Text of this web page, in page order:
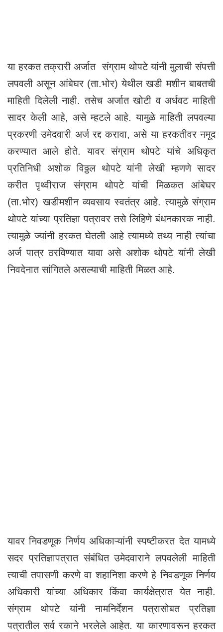
या हरकत तक्रारी अर्जात संग्राम थोपटे यांनी मुलाची संपत्ती
लपवली असून आंबेघर (ता.भोर) येथील खडी मशीन बाबतची
माहिती दिलेली नाही. तसेच अर्जात खोटी व अर्धवट माहिती
सादर केली आहे, असे म्हटले आहे. यामुळे माहिती लपवल्या
प्रकरणी उमेदवारी अर्ज रद्द करावा, असे या हरकतीवर नमूद
करण्यात आले होते. यावर संग्राम थोपटे यांचे अधिकृत
प्रतिनिधी अशोक विठ्ठल थोपटे यांनी लेखी म्हणणे सादर
करीत पृथ्वीराज संग्राम थोपटे यांची मिळकत आंबेघर
(ता.भोर) खडीमशीन व्यवसाय स्वतंत्र आहे. त्यामुळे संग्राम
थोपटे यांच्या प्रतिज्ञा पत्रावर तसे लिहिणे बंधनकारक नाही.
त्यामुळे ज्यांनी हरकत घेतली आहे त्यामध्ये तथ्य नाही त्यांचा
अर्ज पात्र ठरविण्यात यावा असे अशोक थोपटे यांनी लेखी
निवदेनात सांगितले असल्याची माहिती मिळत आहे.
यावर निवडणूक निर्णय अधिकाऱ्यांनी स्पष्टीकरत देत यामध्ये
सदर प्रतिज्ञापत्रात संबंधित उमेदवाराने लपवलेली माहिती
त्याची तपासणी करणे वा शहानिशा करणे हे निवडणूक निर्णय
अधिकारी यांच्या अधिकार किंवा कार्यक्षेत्रात येत नाही.
संग्राम थोपटे यांनी नामनिर्देशन पत्रासोबत प्रतिज्ञा
पत्रातील सर्व रकाने भरलेले आहेत. या कारणावरून हरकत